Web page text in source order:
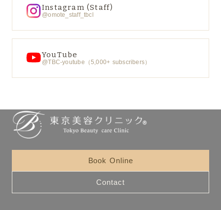
Instagram (Staff)
@omote_staff_tbcl
YouTube
@TBC-youtube（5,000+ subscribers）
Book Online
Contact